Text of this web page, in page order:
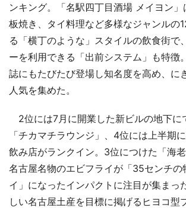
ンキング。「名駅四丁目酒場 メイヨン
板焼き、タイ料理など多様なジャンルの
る「横丁のような」スタイルの飲食街で
ーを利用できる「出前システム」も特徴
誌にもたびたび登場し知名度を高め、に
人気を集めた。
2位には7月に開業した新ビルの地下に
「チカマチラウンジ」、4位には上半期
飲み店がランクイン。3位につけた「海老
名古屋名物のエビフライが「35センチの
イ」になったインパクトに注目が集まっ
しい名古屋土産を目標に掲げるヒヨコ型